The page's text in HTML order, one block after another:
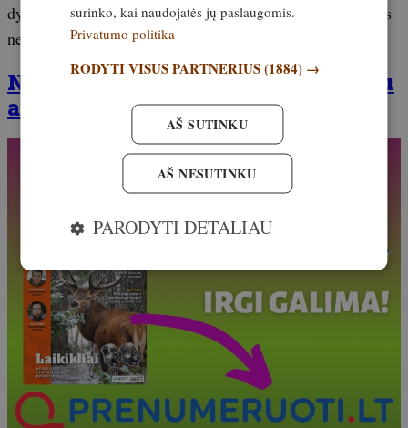
dydžio nustatymo tvarką. Įtariama, kad pateikti duomenys
neatitinka realaus lūšių skaičiaus Lietuvoje.
Norite nusipirkti žurnalą internetu
arba jį užsiprenumeruoti?
surinko, kai naudojatės jų paslaugomis.
Privatumo politika
RODYTI VISUS PARTNERIUS(1884) →
AŠ SUTINKU
AŠ NESUTINKU
PARODYTI DETALIAU